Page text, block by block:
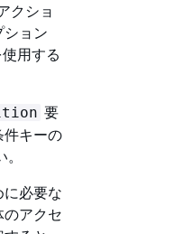
クショ
ション
用する
要
件キーの
必要な
アクセ